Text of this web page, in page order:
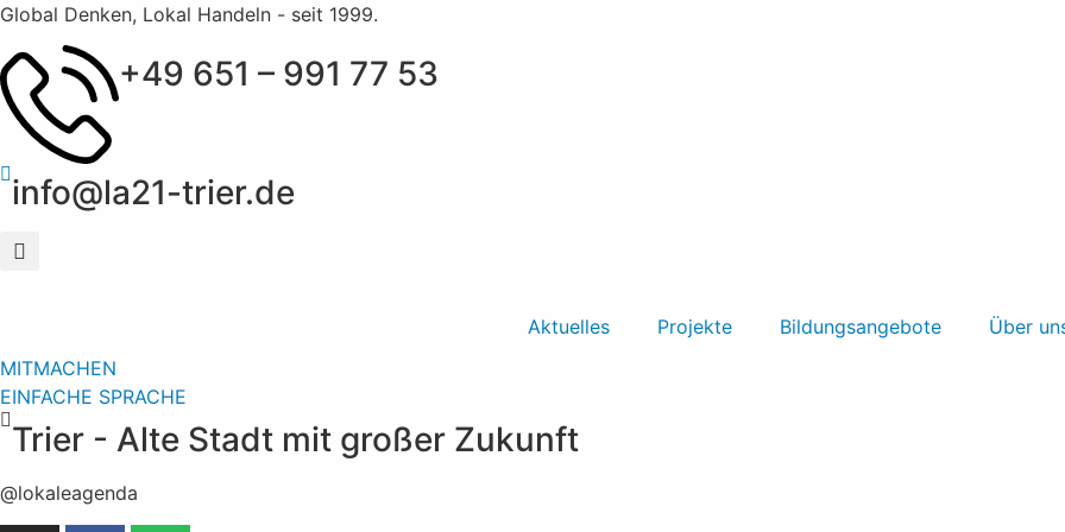
Global Denken, Lokal Handeln - seit 1999.
+49 651 – 991 77 53
info@la21-trier.de
Aktuelles Projekte Bildungsangebote
Über
MITMACHEN
EINFACHE SPRACHE
Trier - Alte Stadt mit großer Zukunft
@lokaleagenda